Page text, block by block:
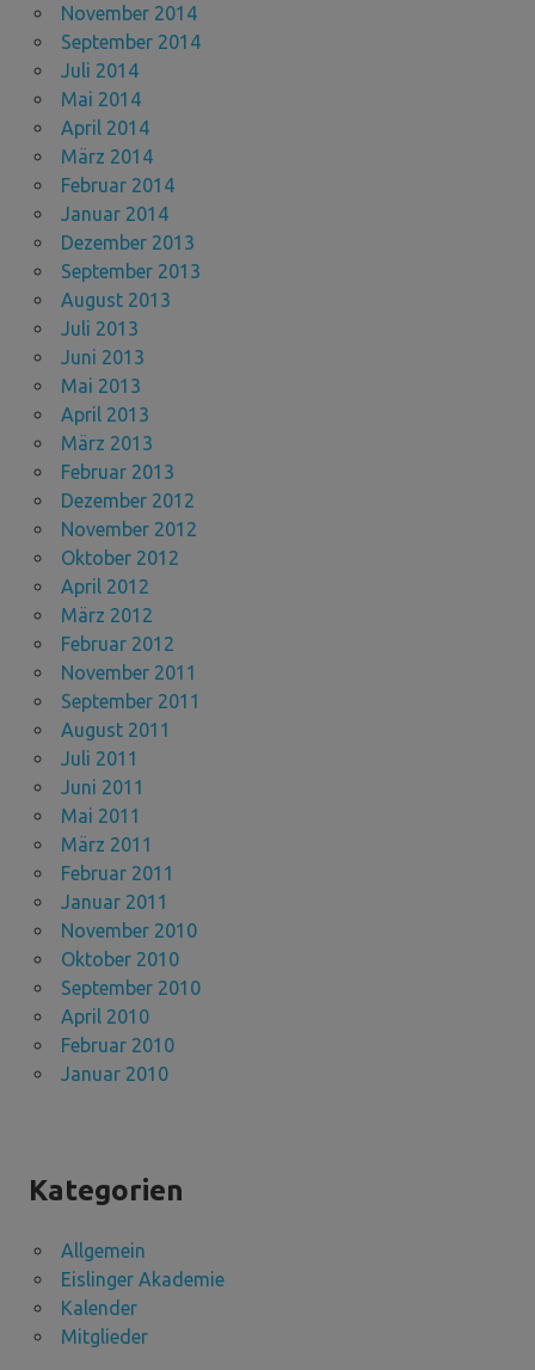
November 2014
September 2014
Juli 2014
Mai 2014
April 2014
März 2014
Februar 2014
Januar 2014
Dezember 2013
September 2013
August 2013
Juli 2013
Juni 2013
Mai 2013
April 2013
März 2013
Februar 2013
Dezember 2012
November 2012
Oktober 2012
April 2012
März 2012
Februar 2012
November 2011
September 2011
August 2011
Juli 2011
Juni 2011
Mai 2011
März 2011
Februar 2011
Januar 2011
November 2010
Oktober 2010
September 2010
April 2010
Februar 2010
Januar 2010
Kategorien
Allgemein
Eislinger Akademie
Kalender
Mitglieder